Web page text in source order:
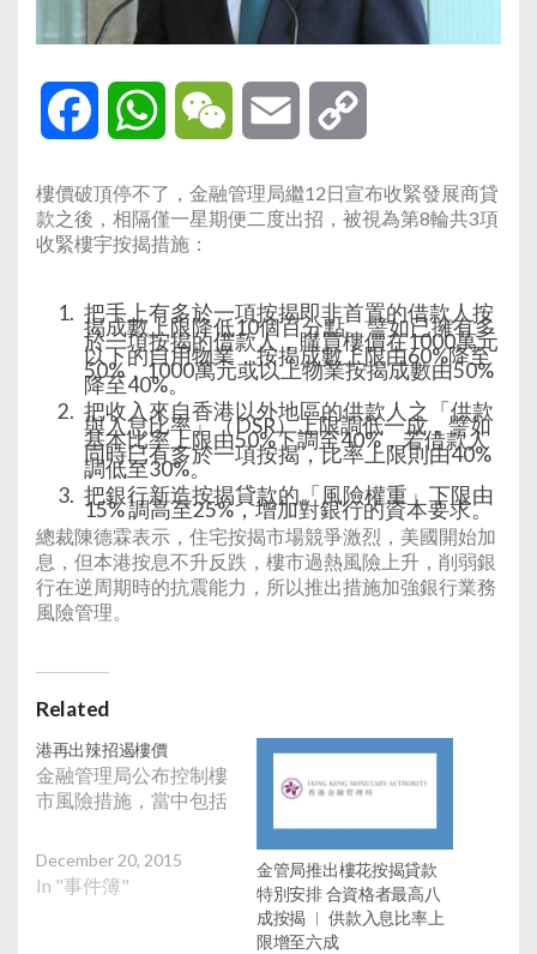
Facebook WhatsAppWeChat Email
樓價破頂停不了，金融管理局繼12日宣布收緊發展商貸
款之後，相隔僅一星期便二度出招，被視為第8輪共3項
收緊樓宇按揭措施：
把手上有多於一項按揭即非首置的借款人按
揭成數上限降低10個百分點。譬如已擁有多
於一項按揭的借款人，購買樓價在1000萬元
以下的自用物業，按揭成數上限由60%降至
50%，1000萬元或以上物業按揭成數由50%
降至40%。
把收入來自香港以外地區的供款人之「供款
與入息比率」（DSR）上限調低一成，譬如
基本比率上限由50%下調至40%，若借款人
同時已有多於一項按揭，比率上限則由40%
調低至30%。
把銀行新造按揭貸款的「風險權重」下限由
15% 調高至25%，增加對銀行的資本要求。
總裁陳德霖表示，住宅按揭市場競爭激烈，美國開始加
息，但本港按息不升反跌，樓市過熱風險上升，削弱銀
行在逆周期時的抗震能力，所以推出措施加強銀行業務
風險管理。
Related
港再出辣招遏樓價
金融管理局公布控制樓
市風險措施，當中包括
December 20, 2015
In "事件簿"
金管局推出樓花按揭貸款
特別安排 合資格者最高八
成按揭 ︱ 供款入息比率上
限增至六成